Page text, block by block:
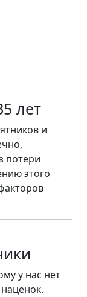
лет
и
потери
этого
у нас нет